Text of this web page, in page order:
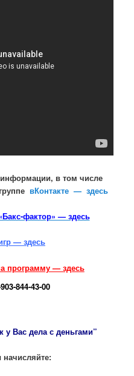
в том числе
вКонтакте — здесь
фактор» — здесь
— здесь
программу — здесь
844-43-00
Вас дела с деньгами”
начисляйте: